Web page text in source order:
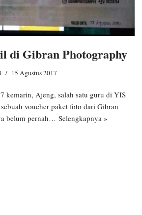
di Gibran Photography
15 Agustus 2017
kemarin, Ajeng, salah satu guru di YIS
voucher paket foto dari Gibran
belum pernah… Selengkapnya »